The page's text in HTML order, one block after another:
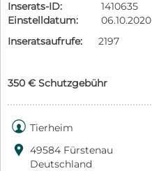
Inserats-ID:
1410635
Einstelldatum:
06.10.2020
Inseratsaufrufe:
2197
350 € Schutzgebühr
 Tierheim
 49584 Fürstenau
Deutschland